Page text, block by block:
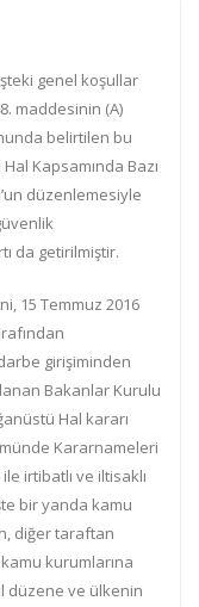
genel koşullar
maddesinin (A)
belirtilen bu
Kapsamında Bazı
düzenlemesiyle
da getirilmiştir.
15 Temmuz 2016
girişiminden
Bakanlar Kurulu
Hal kararı
Kararnameleri
irtibatlı ve iltisaklı
bir yanda kamu
diğer taraftan
kurumlarına
düzene ve ülkenin